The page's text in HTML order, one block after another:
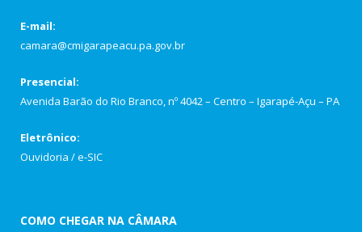
E-mail:
camara@cmigarapeacu.pa.gov.br
Presencial:
Avenida Barão do Rio Branco, nº 4042 – Centro – Igarapé-Açu – PA
Eletrônico:
Ouvidoria /e-SIC
COMO CHEGAR NA CÂMARA